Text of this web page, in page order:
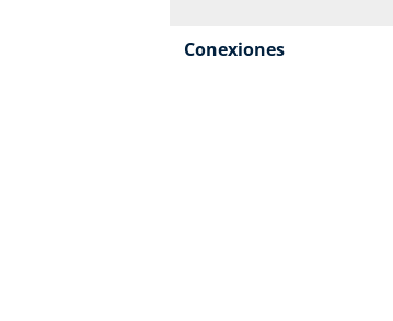
Conexiones